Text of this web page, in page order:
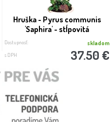
Hruška - Pyrus communis
'Saphira' - stĺpovitá
Dostupnosť: skladom
s DPH 37.50 €